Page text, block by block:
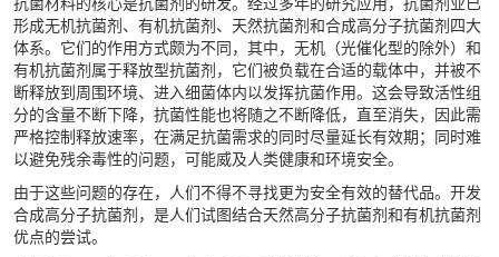
形成无机抗菌剂、有机抗菌剂、天然抗菌剂和合成高分子抗菌剂四大
体系。它们的作用方式颇为不同，其中，无机（光催化型的除外）和
有机抗菌剂属于释放型抗菌剂，它们被负载在合适的载体中，并被不
断释放到周围环境、进入细菌体内以发挥抗菌作用。这会导致活性组
分的含量不断下降，抗菌性能也将随之不断降低，直至消失，因此需
严格控制释放速率，在满足抗菌需求的同时尽量延长有效期；同时难
以避免残余毒性的问题，可能威及人类健康和环境安全。
由于这些问题的存在，人们不得不寻找更为安全有效的替代品。开发
合成高分子抗菌剂，是人们试图结合天然高分子抗菌剂和有机抗菌剂
优点的尝试。